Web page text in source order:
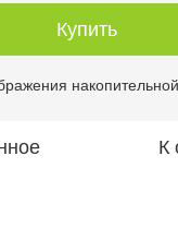
Купить
К